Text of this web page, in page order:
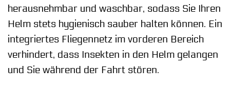
herausnehmbar und waschbar, sodass Sie Ihren
Helm stets hygienisch sauber halten können. Ein
integriertes Fliegennetz im vorderen Bereich
verhindert, dass Insekten in den Helm gelangen
und Sie während der Fahrt stören.